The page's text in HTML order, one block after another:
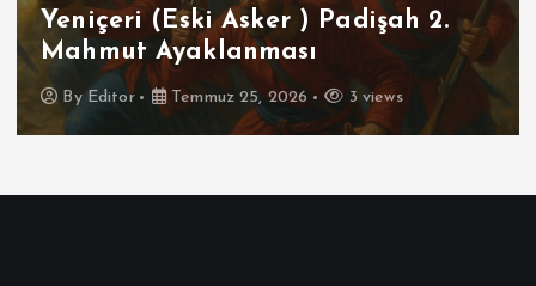
Yeniçeri (Eski Asker ) Padişah 2.
Mahmut Ayaklanması
By Editor Temmuz 25, 2026 3 views